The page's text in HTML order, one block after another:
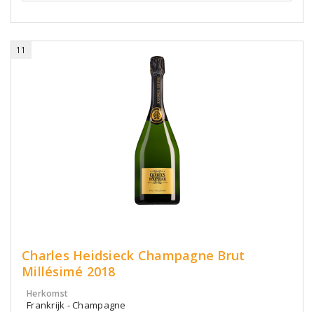
11
Charles Heidsieck Champagne Brut
Millésimé 2018
Herkomst
Frankrijk - Champagne